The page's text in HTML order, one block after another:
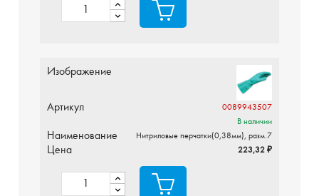
Изображение
Артикул
0089943507
В наличии
Наименование Нитриловые перчатки(0,38мм), разм.7
Цена 223,32 ₽